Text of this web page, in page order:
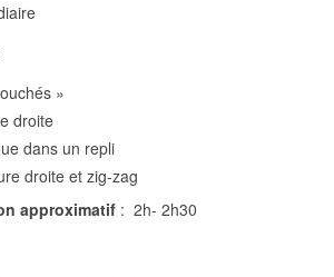
»
droite
dans un repli
droite et zig-zag
approximatif : 2h- 2h30